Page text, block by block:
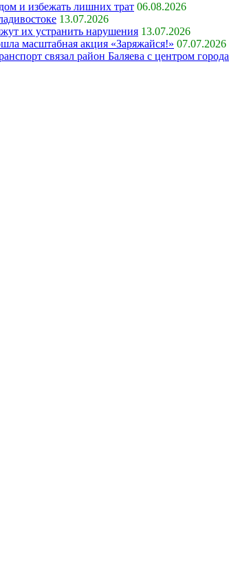
и избежать лишних трат 06.08.2026
13.07.2026
их устранить нарушения 13.07.2026
масштабная акция «Заряжайся!» 07.07.2026
связал район Баляева с центром города